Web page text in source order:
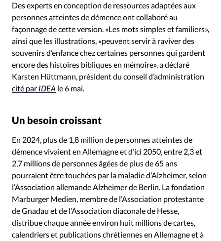
Des experts en conception de ressources adaptées aux
personnes atteintes de démence ont collaboré au
façonnage de cette version. «Les mots simples et familiers»,
ainsi que les illustrations, «peuvent servir à raviver des
souvenirs d’enfance chez certaines personnes qui gardent
encore des histoires bibliques en mémoire», a déclaré
Karsten Hüttmann, président du conseil d’administration
cité par IDEA le 6 mai.
Un besoin croissant
En 2024, plus de 1,8 million de personnes atteintes de
démence vivaient en Allemagne et d’ici 2050, entre 2,3 et
2,7 millions de personnes âgées de plus de 65 ans
pourraient être touchées par la maladie d’Alzheimer, selon
l’Association allemande Alzheimer de Berlin. La fondation
Marburger Medien, membre de l’Association protestante
de Gnadau et de l’Association diaconale de Hesse,
distribue chaque année environ huit millions de cartes,
calendriers et publications chrétiennes en Allemagne et à